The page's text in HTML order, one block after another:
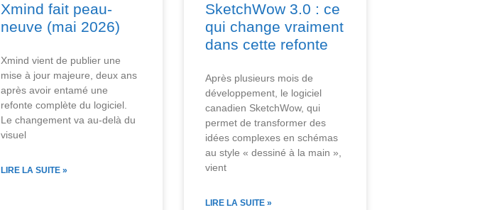
Xmind fait peau-
neuve (mai 2026)
Xmind vient de publier une
mise à jour majeure, deux ans
après avoir entamé une
refonte complète du logiciel.
Le changement va au-delà du
visuel
LIRE LA SUITE »
SketchWow 3.0 : ce
qui change vraiment
dans cette refonte
Après plusieurs mois de
développement, le logiciel
canadien SketchWow, qui
permet de transformer des
idées complexes en schémas
au style « dessiné à la main »,
vient
LIRE LA SUITE »